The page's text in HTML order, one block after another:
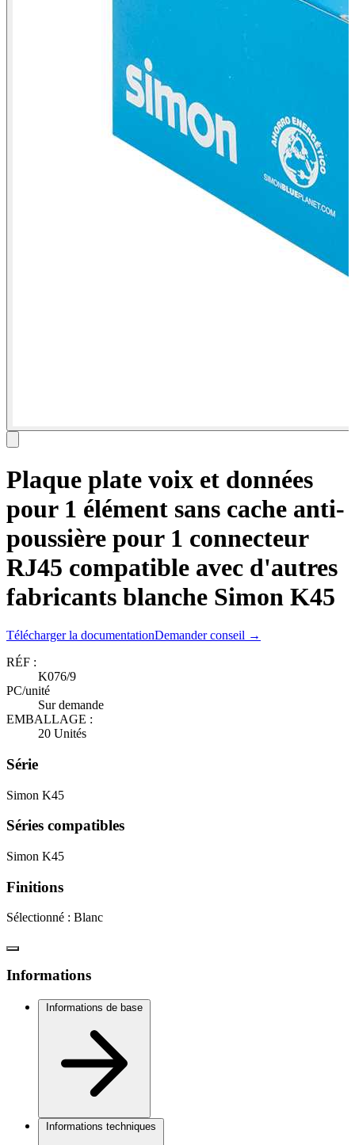
Plaque plate voix et données
pour 1 élément sans cache anti-
poussière pour 1 connecteur
RJ45 compatible avec d'autres
fabricants blanche Simon K45
Télécharger la documentationDemander conseil →
RÉF :
K076/9
PC/unité
Sur demande
EMBALLAGE :
20 Unités
Série
Simon K45
Séries compatibles
Simon K45
Finitions
Sélectionné : Blanc
Informations